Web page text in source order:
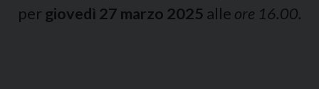
per giovedì 27 marzo 2025 alle ore 16.00.